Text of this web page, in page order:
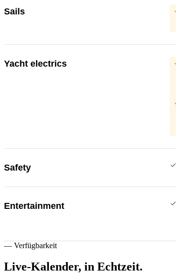
Sails
Yacht electrics
Safety
Entertainment
— Verfügbarkeit
Live-Kalender, in Echtzeit.